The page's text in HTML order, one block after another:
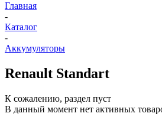
Главная
-
Каталог
-
Аккумуляторы
Renault Standart
К сожалению, раздел пуст
В данный момент нет активных